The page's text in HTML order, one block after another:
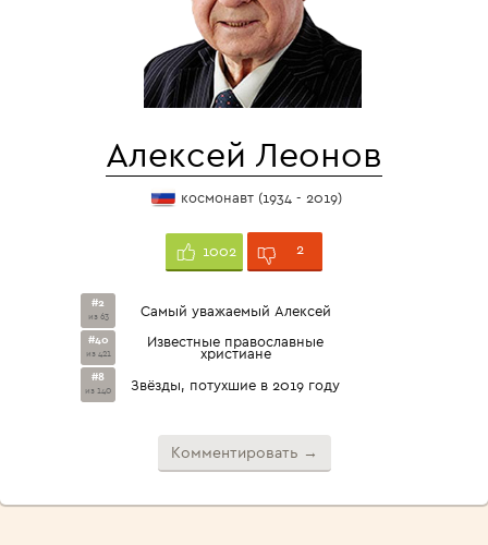
Алексей Леонов
космонавт (1934 - 2019)
1002 2
#2
из 63 Самый уважаемый Алексей
#40
из 421
Известные православные
христиане
#8
из 140 Звёзды, потухшие в 2019 году
Комментировать →